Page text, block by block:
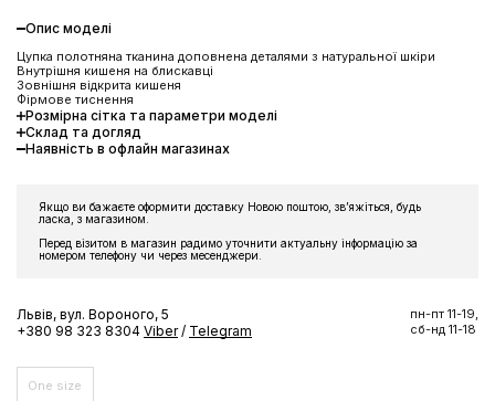
Опис моделі
Цупка полотняна тканина доповнена деталями з натуральної шкіри
Внутрішня кишеня на блискавці
Зовнішня відкрита кишеня
Фірмове тиснення
Розмірна сітка та параметри моделі
Склад та догляд
Наявність в офлайн магазинах
Якщо ви бажаєте оформити доставку Новою поштою, звʼяжіться, будь
ласка, з магазином.
Перед візитом в магазин радимо уточнити актуальну інформацію за
номером телефону чи через месенджери.
Львів, вул. Вороного, 5
+380 98 323 8304 Viber / Telegram
пн-пт 11-19,
сб-нд 11-18
One size
ЗНИЖКА 10% НА ПЕРШЕ
Підпишіться на розсилку та отримайте доступ до знижки та
ексклюзивних пропозицій бренду